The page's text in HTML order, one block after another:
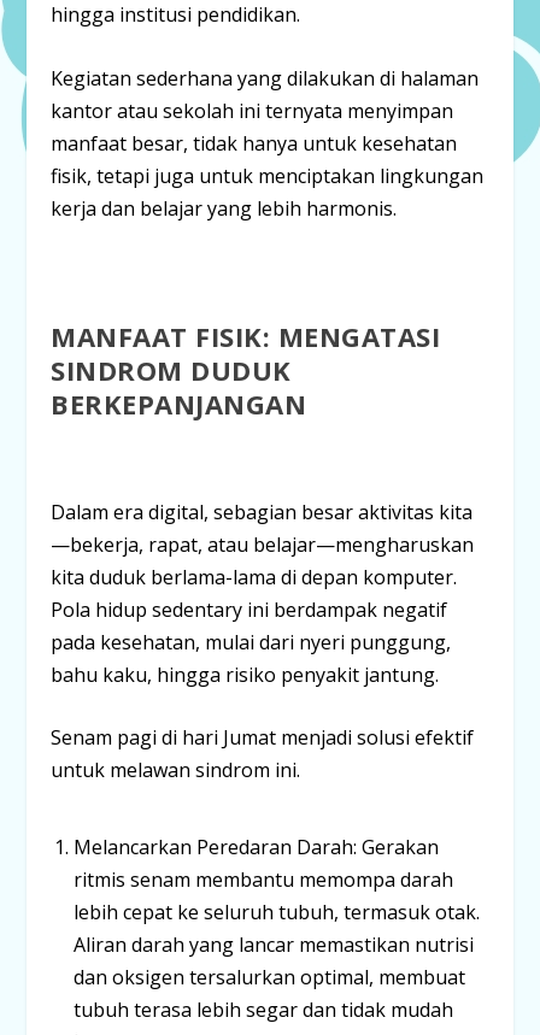
hingga institusi pendidikan.
Kegiatan sederhana yang dilakukan di halaman
kantor atau sekolah ini ternyata menyimpan
manfaat besar, tidak hanya untuk kesehatan
fisik, tetapi juga untuk menciptakan lingkungan
kerja dan belajar yang lebih harmonis.
MANFAAT FISIK: MENGATASI
SINDROM DUDUK
BERKEPANJANGAN
Dalam era digital, sebagian besar aktivitas kita
—bekerja, rapat, atau belajar—mengharuskan
kita duduk berlama-lama di depan komputer.
Pola hidupsedentary ini berdampak negatif
pada kesehatan, mulai dari nyeri punggung,
bahu kaku, hingga risiko penyakit jantung.
Senam pagi di hari Jumat menjadi solusi efektif
untuk melawan sindrom ini.
Melancarkan Peredaran Darah: Gerakan
ritmis senam membantu memompa darah
lebih cepat ke seluruh tubuh, termasuk otak.
Aliran darah yang lancar memastikan nutrisi
dan oksigen tersalurkan optimal, membuat
tubuh terasa lebih segar dan tidak mudah